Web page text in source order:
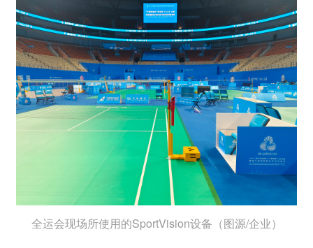
全运会现场所使用的SportVision设备（图源/企业）